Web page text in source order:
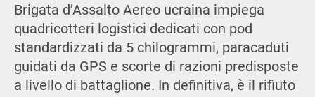
Brigata d’Assalto Aereo ucraina impiega
quadricotteri logistici dedicati con pod
standardizzati da 5 chilogrammi, paracaduti
guidati da GPS e scorte di razioni predisposte
a livello di battaglione. In definitiva, è il rifiuto